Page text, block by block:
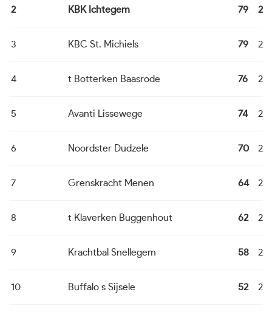
2 KBK Ichtegem 79 22
3 KBC St. Michiels 79 22
4 t Botterken Baasrode 76 22
5 Avanti Lissewege 74 22
6 Noordster Dudzele 70 22
7 Grenskracht Menen 64 22
8 t Klaverken Buggenhout 62 22
9 Krachtbal Snellegem 58 22
10 Buffalo s Sijsele 52 22